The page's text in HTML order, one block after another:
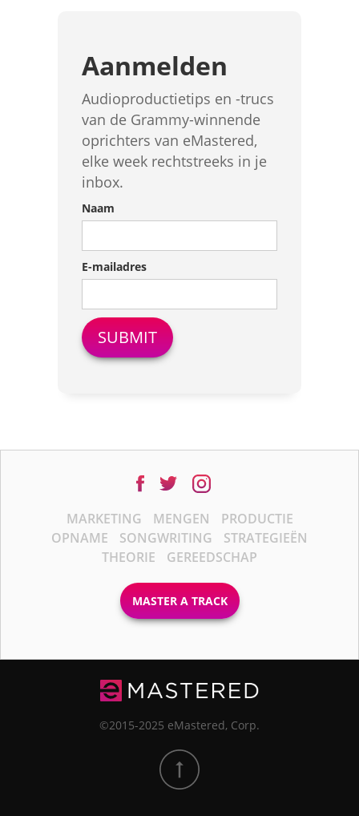
Aanmelden
Audioproductietips en -trucs
van de Grammy-winnende
oprichters van eMastered,
elke week rechtstreeks in je
inbox.
Naam
E-mailadres
MARKETING MENGEN
PRODUCTIE
OPNAME
SONGWRITING
STRATEGIEËN
THEORIE
GEREEDSCHAP
MASTER A TRACK
©2015-2025 eMastered, Corp.